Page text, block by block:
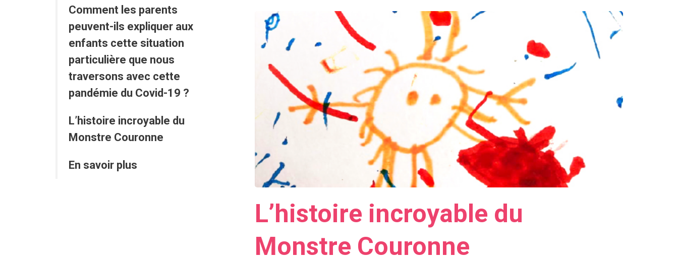
Comment les parents
peuvent-ils expliquer aux
enfants cette situation
particulière que nous
traversons avec cette
pandémie du Covid-19 ?
L’histoire incroyable du
Monstre Couronne
En savoir plus
L’histoire incroyable du
Monstre Couronne